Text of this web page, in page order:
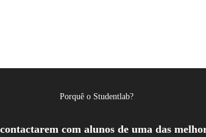
Porquê o Studentlab?
com alunos de uma das